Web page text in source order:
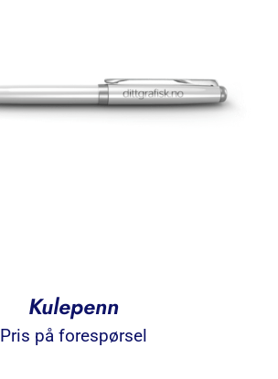
Kulepenn
Pris på forespørsel